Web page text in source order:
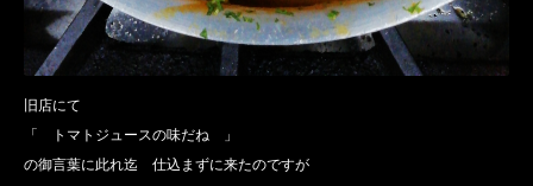
旧店にて
「 トマトジュースの味だね 」
の御言葉に此れ迄 仕込まずに来たのですが